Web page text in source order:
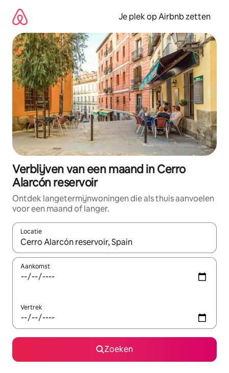
direct
naar
inhoud
Je plek op Airbnb zetten
Verblijven van een maand in Cerro
Alarcón reservoir
Ontdek langetermijnwoningen die als thuis aanvoelen
voor een maand of langer.
Locatie
Wanneer er resultaten beschikbaar zijn, maak je een keuze
Aankomst
Vertrek
Zoeken